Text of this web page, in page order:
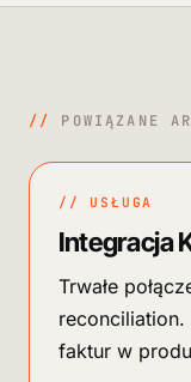
// POWIĄZANE
// USŁUGA
Integracja
Trwałe
faktur w